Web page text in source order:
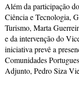
Além da participação
Ciência e Tecnologia,
Turismo, Marta
e da intervenção do
iniciativa prevê a
Comunidades
Adjunto, Pedro Siza